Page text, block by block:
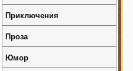
Приключения
Проза
Юмор